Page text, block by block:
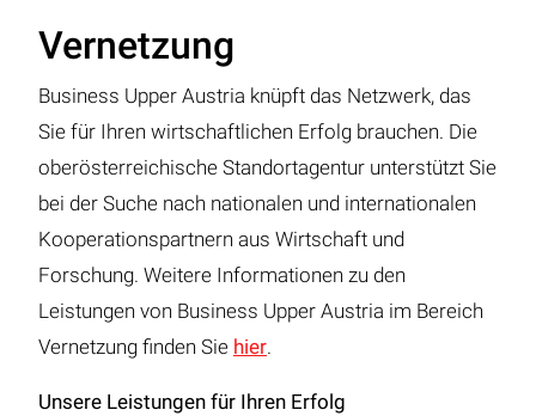
Vernetzung
Business Upper Austria knüpft das Netzwerk, das
Sie für Ihren wirtschaftlichen Erfolg brauchen. Die
oberösterreichische Standortagentur unterstützt Sie
bei der Suche nach nationalen und internationalen
Kooperationspartnern aus Wirtschaft und
Forschung. Weitere Informationen zu den
Leistungen von Business Upper Austria im Bereich
Vernetzung finden Sie hier.
Unsere Leistungen für Ihren Erfolg